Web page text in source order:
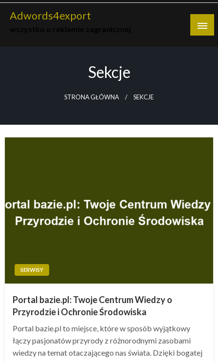
Skip
Adwords4export
Sekcje
STRONA GŁÓWNA SEKCJE
SERWISY
Portal bazie.pl: Twoje Centrum Wiedzy o
Przyrodzie i Ochronie Środowiska
Portal bazie.pl to miejsce, które w sposób wyjątkowy
łączy pasjonatów przyrody z różnorodnymi zasobami
wiedzy na temat otaczającego nas świata. Dzięki bogatej